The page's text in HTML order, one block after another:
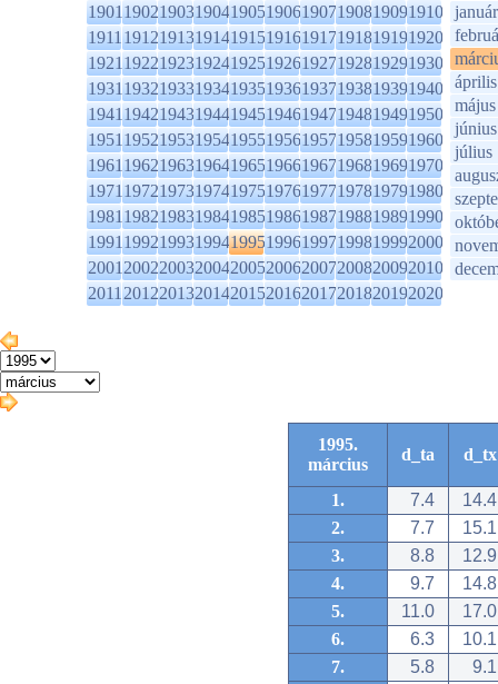
1901190219031904190519061907190819091910
1911191219131914191519161917191819191920
1921192219231924192519261927192819291930
1931193219331934193519361937193819391940
1941194219431944194519461947194819491950
1951195219531954195519561957195819591960
1961196219631964196519661967196819691970
1971197219731974197519761977197819791980
1981198219831984198519861987198819891990
1991199219931994199519961997199819992000
2001200220032004200520062007200820092010
2011201220132014201520162017201820192020
január
április
május
június
július
1995.
március
d_ta d_tx
1. 7.4
14.4
2.
7.7
15.1
3.
8.8
12.9
4.
9.7
14.8
5.
11.0
17.0
6.
6.3
10.1
7.
5.8
9.1